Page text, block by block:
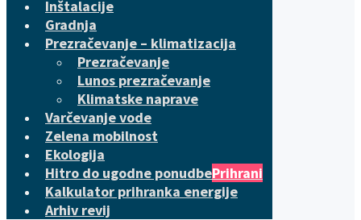
Inštalacije
Gradnja
Prezračevanje – klimatizacija
Prezračevanje
Lunos prezračevanje
Klimatske naprave
Varčevanje vode
Zelena mobilnost
Ekologija
Hitro do ugodne ponudbePrihrani
Kalkulator prihranka energije
Arhiv revij